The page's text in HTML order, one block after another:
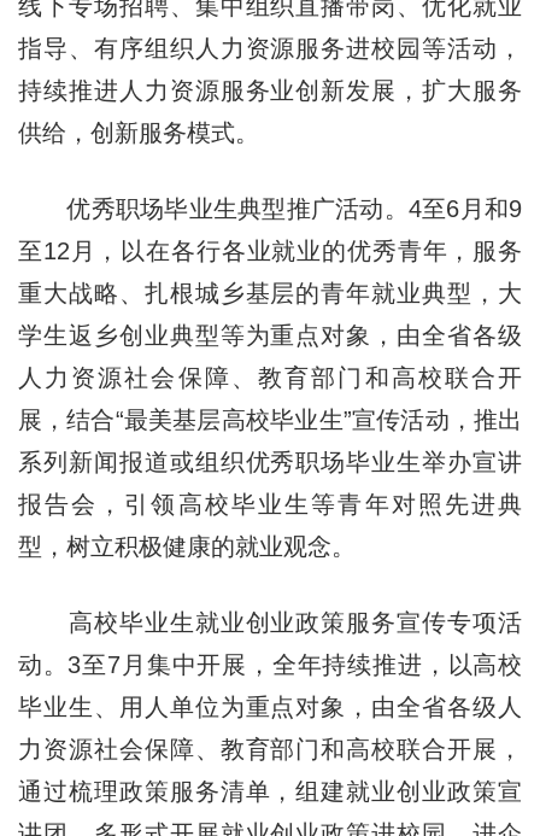
线下专场招聘、集中组织直播带岗、优化就业
指导、有序组织人力资源服务进校园等活动，
持续推进人力资源服务业创新发展，扩大服务
供给，创新服务模式。
优秀职场毕业生典型推广活动。4至6月和9
至12月，以在各行各业就业的优秀青年，服务
重大战略、扎根城乡基层的青年就业典型，大
学生返乡创业典型等为重点对象，由全省各级
人力资源社会保障、教育部门和高校联合开
展，结合“最美基层高校毕业生”宣传活动，推出
系列新闻报道或组织优秀职场毕业生举办宣讲
报告会，引领高校毕业生等青年对照先进典
型，树立积极健康的就业观念。
高校毕业生就业创业政策服务宣传专项活
动。3至7月集中开展，全年持续推进，以高校
毕业生、用人单位为重点对象，由全省各级人
力资源社会保障、教育部门和高校联合开展，
通过梳理政策服务清单，组建就业创业政策宣